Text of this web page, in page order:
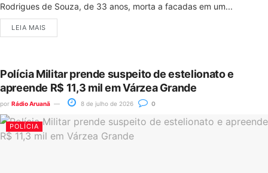
Rodrigues de Souza, de 33 anos, morta a facadas em um...
LEIA MAIS
Polícia Militar prende suspeito de estelionato e
apreende R$ 11,3 mil em Várzea Grande
por Rádio Aruanã 8 de julho de 2026 0
POLÍCIA